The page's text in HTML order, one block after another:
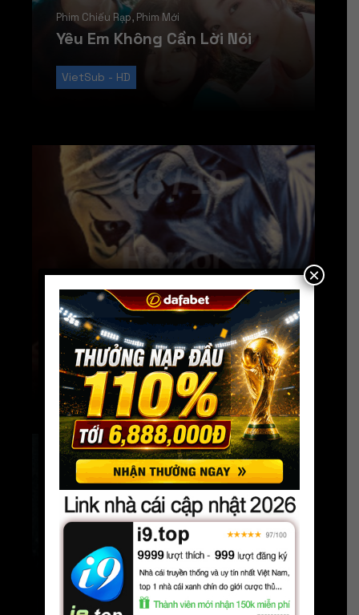
Phim Chiếu Rạp, Phim Mới
Yêu Em Không Cần Lời Nói
VietSub - HD
Phim Âu Mỹ ,Phim Chiếu Rạp
Gã Hề Điên Loạn 3 2024
HD
Phim Hollywood
HELLBOY THE CROOKED MAN:
×